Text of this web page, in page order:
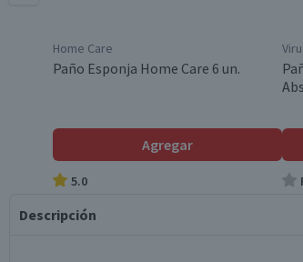
Home Care
Paño Esponja Home Care 6 un.
Agregar
5.0
Descripción